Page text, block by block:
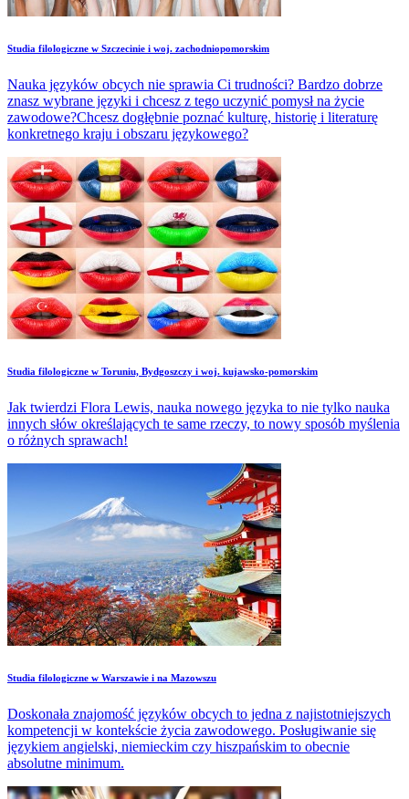
Studia filologiczne w Szczecinie i woj. zachodniopomorskim
Nauka języków obcych nie sprawia Ci trudności? Bardzo dobrze
znasz wybrane języki i chcesz z tego uczynić pomysł na życie
zawodowe?Chcesz dogłębnie poznać kulturę, historię i literaturę
konkretnego kraju i obszaru językowego?
Studia filologiczne w Toruniu, Bydgoszczy i woj. kujawsko-pomorskim
Jak twierdzi Flora Lewis, nauka nowego języka to nie tylko nauka
innych słów określających te same rzeczy, to nowy sposób myślenia
o różnych sprawach!
Studia filologiczne w Warszawie i na Mazowszu
Doskonała znajomość języków obcych to jedna z najistotniejszych
kompetencji w kontekście życia zawodowego. Posługiwanie się
językiem angielski, niemieckim czy hiszpańskim to obecnie
absolutne minimum.